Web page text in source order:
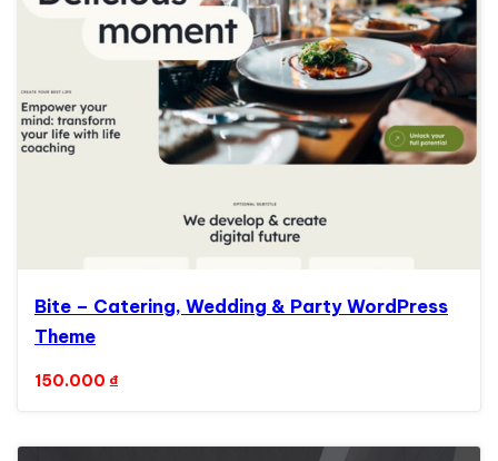
Bite – Catering, Wedding & Party WordPress
Theme
150.000 ₫